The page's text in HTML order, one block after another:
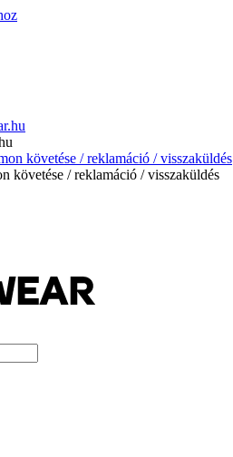
követése / reklamáció / visszaküldés
követése / reklamáció / visszaküldés